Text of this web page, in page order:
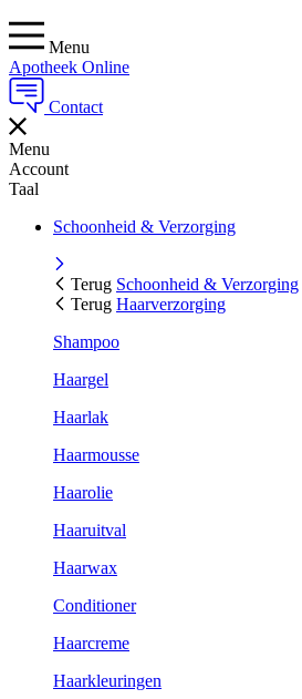
Menu
Apotheek Online
Contact
Menu
Account
Taal
Schoonheid & Verzorging
Terug Schoonheid & Verzorging
Terug Haarverzorging
Shampoo
Haargel
Haarlak
Haarmousse
Haarolie
Haaruitval
Haarwax
Conditioner
Haarcreme
Haarkleuringen